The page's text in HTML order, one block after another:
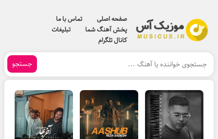
صفحه اصلی
تماس با ما
پخش آهنگ شما
تبلیغات
کانال تلگرام
جستجو